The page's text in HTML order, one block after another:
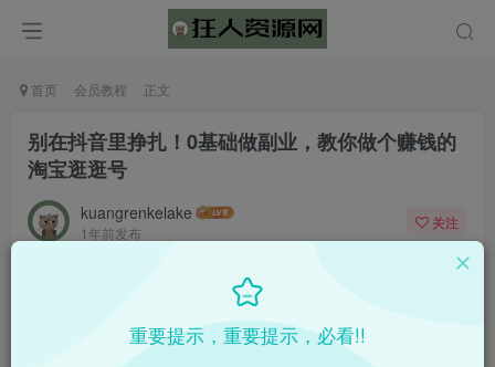
首页 会员教程 正文
别在抖音里挣扎！0基础做副业，教你做个赚钱的
淘宝逛逛号
kuangrenkelake
1年前发布
关注
重要提示，重要提示，必看!!